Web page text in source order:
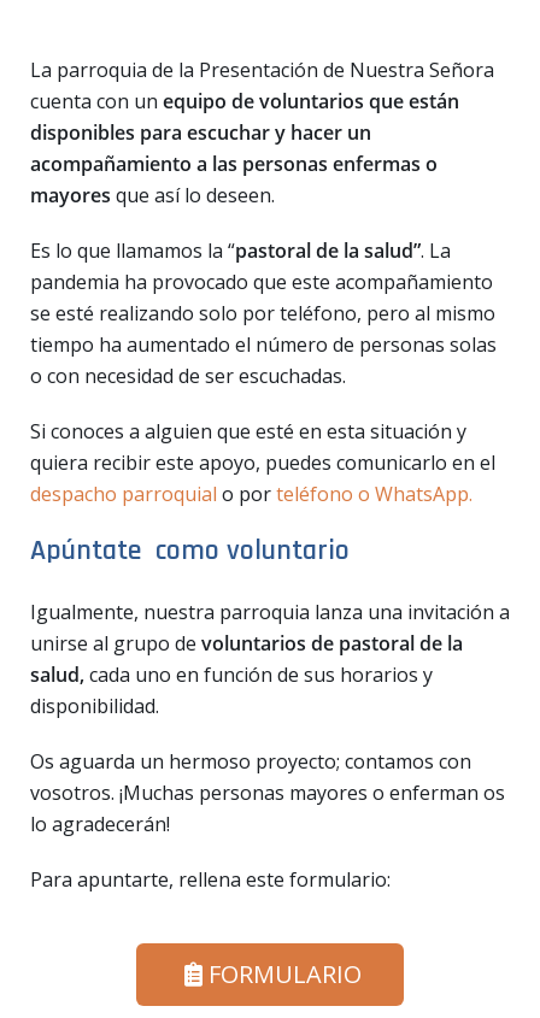
La parroquia de la Presentación de Nuestra Señora
cuenta con un equipo de voluntarios que están
disponibles para escuchar y hacer un
acompañamiento a las personas enfermas o
mayores que así lo deseen.
Es lo que llamamos la “pastoral de la salud”. La
pandemia ha provocado que este acompañamiento
se esté realizando solo por teléfono, pero al mismo
tiempo ha aumentado el número de personas solas
o con necesidad de ser escuchadas.
Si conoces a alguien que esté en esta situación y
quiera recibir este apoyo, puedes comunicarlo en el
despacho parroquial o porteléfono o WhatsApp.
Apúntate como voluntario
Igualmente, nuestra parroquia lanza una invitación a
unirse al grupo de voluntarios de pastoral de la
salud,cada uno en función de sus horarios y
disponibilidad.
Os aguarda un hermoso proyecto; contamos con
vosotros. ¡Muchas personas mayores o enferman os
lo agradecerán!
Para apuntarte, rellena este formulario:
FORMULARIO